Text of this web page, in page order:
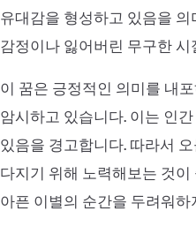
유대감을 형성하고 있음을
감정이나 잃어버린 무구한
이 꿈은 긍정적인 의미를 내
암시하고 있습니다. 이는 인
있음을 경고합니다. 따라서
다지기 위해 노력해보는 것
아픈 이별의 순간을 두려워